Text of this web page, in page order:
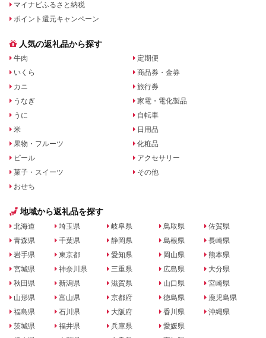
マイナビふるさと納税
ポイント還元キャンペーン
人気の返礼品から探す
牛肉
いくら
カニ
うなぎ
うに
米
果物・フルーツ
ビール
菓子・スイーツ
おせち
定期便
商品券・金券
旅行券
家電・電化製品
自転車
日用品
化粧品
アクセサリー
その他
地域から返礼品を探す
北海道
青森県
岩手県
宮城県
秋田県
山形県
福島県
茨城県
埼玉県
千葉県
東京都
神奈川県
新潟県
富山県
石川県
福井県
岐阜県
静岡県
愛知県
三重県
滋賀県
京都府
大阪府
兵庫県
鳥取県
島根県
岡山県
広島県
山口県
徳島県
香川県
愛媛県
佐賀県
長崎県
熊本県
大分県
宮崎県
鹿児島県
沖縄県